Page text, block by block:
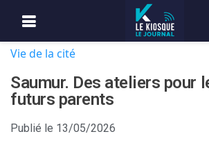
Vie de la cité
Saumur. Des ateliers pour
futurs parents
Publié le 13/05/2026